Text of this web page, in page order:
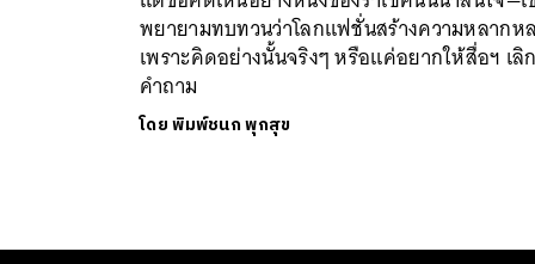
พยายามทบทวนว่าโลกแฟชั่นสร้างความหลากห
เพราะคิดอย่างนั้นจริงๆ หรือแค่อยากให้สื่อฯ เลิ
คำถาม
โดยพิมพ์ชนก พุกสุข